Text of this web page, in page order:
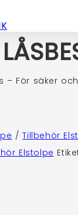
– För säker
/Tillbehör
Elstolpe